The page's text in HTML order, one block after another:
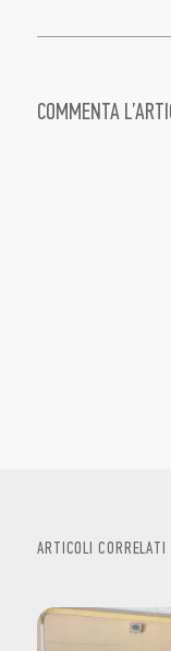
COMMENTA
ARTICOLI CORRELATI